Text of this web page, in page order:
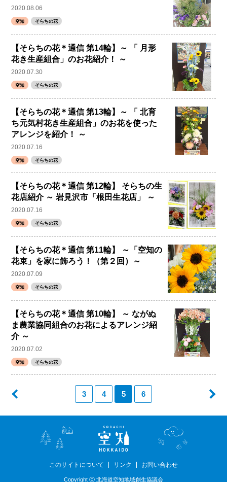
2020.08.06
空知 そらちの花
【そらちの花＊通信 第14輪】～ 「 月形
花き生産組合」のお花紹介！ ～
2020.07.30
空知 そらちの花
【そらちの花＊通信 第13輪】～ 「 北育
ち元気村花き生産組合」のお花を使った
アレンジを紹介！ ～
2020.07.16
空知 そらちの花
【そらちの花＊通信 第12輪】 そらちの生
花店紹介 ～ 岩見沢市「根田生花店」 ～
2020.07.16
空知 そらちの花
【そらちの花＊通信 第11輪】 ～「空知の
花束」を家に飾ろう！（第２回）～
2020.07.09
空知 そらちの花
【そらちの花＊通信 第10輪】 ～ ながぬ
ま農業協同組合のお花によるアレンジ紹
介 ～
2020.07.02
空知 そらちの花
3 4 5 6
このサイトについて リンク お問い合わせ
Copyright ⓒ 北海道空知地域創生協議会